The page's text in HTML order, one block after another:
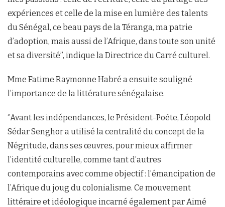
expériences et celle de la mise en lumière des talents
du Sénégal, ce beau pays de la Téranga, ma patrie
d’adoption, mais aussi de l’Afrique, dans toute son unité
et sa diversité’’, indique la Directrice du Carré culturel.
Mme Fatime Raymonne Habré a ensuite souligné
l’importance de la littérature sénégalaise.
‘’Avant les indépendances, le Président-Poète, Léopold
Sédar Senghor a utilisé la centralité du concept de la
Négritude, dans ses œuvres, pour mieux affirmer
l’identité culturelle, comme tant d’autres
contemporains avec comme objectif : l’émancipation de
l’Afrique du joug du colonialisme. Ce mouvement
littéraire et idéologique incarné également par Aimé